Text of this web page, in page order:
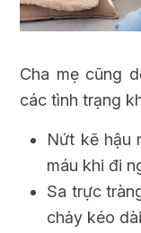
Cha mẹ cũng
các tình trạng
Nứt kẽ hậu
máu khi đi
Sa trực
chảy kéo